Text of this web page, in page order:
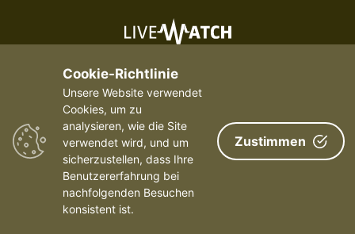
©2026 Livewatch - Alle Rechte vorbehalten
Payments We Accept
Cookie-Richtlinie
Unsere Website verwendet
Cookies, um zu
analysieren, wie die Site
verwendet wird, und um
sicherzustellen, dass Ihre
Benutzererfahrung bei
nachfolgenden Besuchen
konsistent ist.
Zustimmen